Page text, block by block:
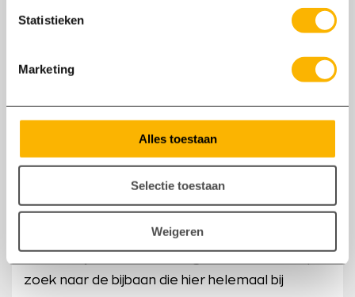
Statistieken
Marketing
Alles toestaan
Selectie toestaan
Weigeren
Waarom kiezen voor Axxent
altijd een goed idee is
Bij Axxent geloven we in de sterktes en
opnieuw. Daarom werken we niet met
standaard selectierondes, maar gaan we voor
een persoonlijke aanpak op maat. We gaan in
gesprek over jouw wensen voor een bijbaan in
Hattemerbroek. Je loopbaancoach gaat op
zoek naar de bijbaan die hier helemaal bij